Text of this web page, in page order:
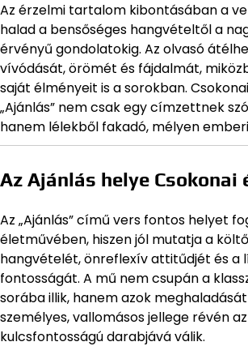
Az érzelmi tartalom kibontásában a
halad a bensőséges hangvételtől a
érvényű gondolatokig. Az olvasó
vívódását, örömét és fájdalmát,
saját élményeit is a sorokban.
„Ajánlás” nem csak egy címzettnek
hanem lélekből fakadó, mélyen
Az Ajánlás helye Csokonai
Az „Ajánlás” című vers fontos helyet
életművében, hiszen jól mutatja a
hangvételét, önreflexív attitűdjét és a
fontosságát. A mű nem csupán a
sorába illik, hanem azok meghaladását
személyes, vallomásos jellege révén
kulcsfontosságú darabjává válik.